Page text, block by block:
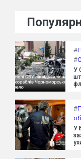
#
#
У
#
У